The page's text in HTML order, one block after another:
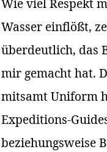
Wie viel Respekt
Wasser einflößt,
überdeutlich, das
mir gemacht hat.
mitsamt Uniform
Expeditions-
beziehungsweise